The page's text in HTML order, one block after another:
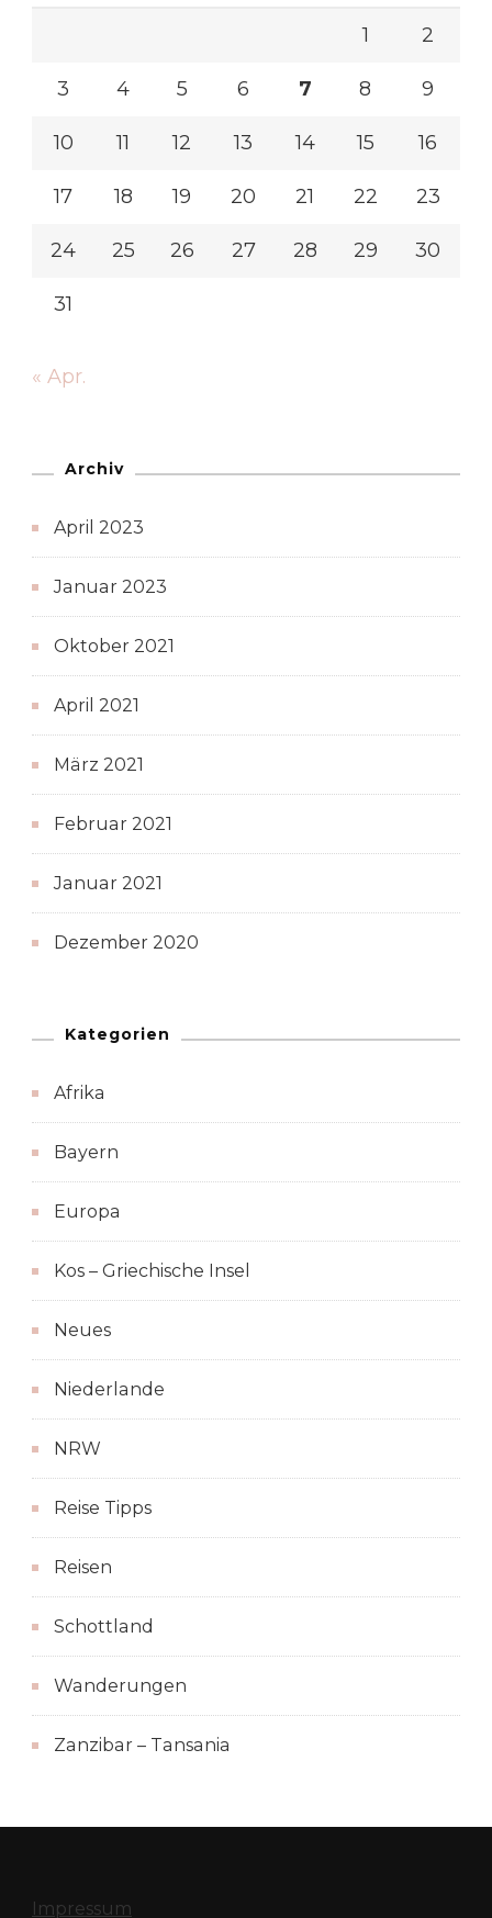
1 2
3 4 5 6 7 8 9
10 11 12 13 14 15 16
17 18 19 20 21 22 23
24 25 26 27 28 29 30
31
« Apr.
Archiv
April 2023
Januar 2023
Oktober 2021
April 2021
März 2021
Februar 2021
Januar 2021
Dezember 2020
Kategorien
Afrika
Bayern
Europa
Kos – Griechische Insel
Neues
Niederlande
NRW
Reise Tipps
Reisen
Schottland
Wanderungen
Zanzibar – Tansania
Impressum